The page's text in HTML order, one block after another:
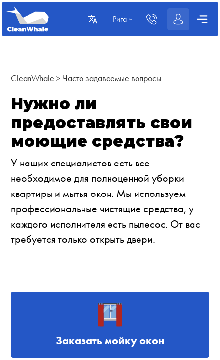
Рига
CleanWhale > Часто задаваемые вопросы
Нужно ли
предоставлять свои
моющие средства?
У наших специалистов есть все
необходимое для полноценной уборки
квартиры и мытья окон. Мы используем
профессиональные чистящие средства, у
каждого исполнителя есть пылесос. От вас
требуется только открыть двери.
Заказать мойку окон